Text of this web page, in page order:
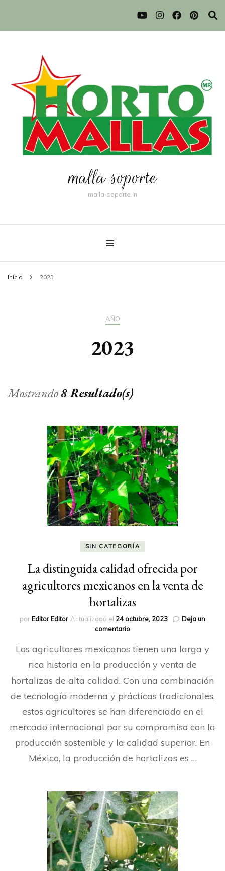
malla soporte
malla-soporte.in
Inicio 2023
AÑO
2023
Mostrando8 Resultado(s)
SIN CATEGORÍA
La distinguida calidad ofrecida por
agricultores mexicanos en la venta de
hortalizas
por Editor Editor Actualizado el 24 octubre, 2023
Deja un
comentarioen
distinguida
ofrecida
por
mexicanos
en
venta
de
Los agricultores mexicanos tienen una larga y
rica historia en la producción y venta de
hortalizas de alta calidad. Con una combinación
de tecnología moderna y prácticas tradicionales,
estos agricultores se han diferenciado en el
mercado internacional por su compromiso con la
producción sostenible y la calidad superior. En
México, la producción de hortalizas es …